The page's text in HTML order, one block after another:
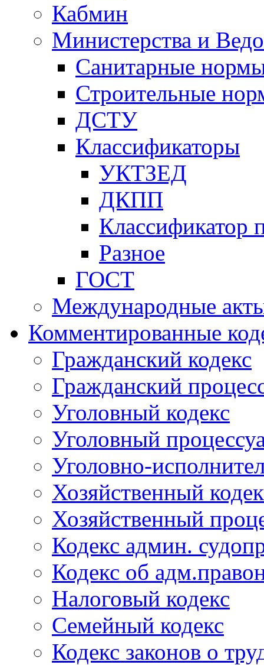
Кабмин
Министерства и
Санитарные
Строительные
ДСТУ
Классификаторы
УКТЗЕД
ДКПП
Классификатор
Разное
ГОСТ
Международные
Комментированные
Гражданский кодекс
Гражданский
Уголовный кодекс
Уголовный
Уголовно-
Хозяйственный
Хозяйственный
Кодекс админ.
Кодекс об
Налоговый кодекс
Семейный кодекс
Кодекс законов о